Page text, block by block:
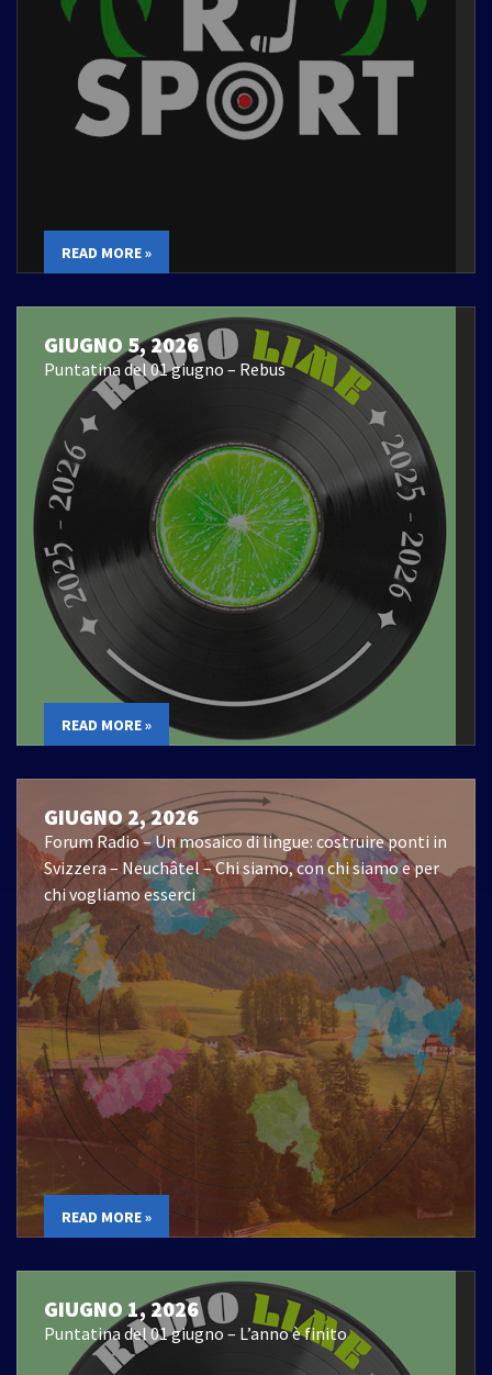
READ MORE »
GIUGNO 5, 2026
Puntatina del 01 giugno – Rebus
READ MORE »
GIUGNO 2, 2026
Forum Radio – Un mosaico di lingue: costruire ponti in
Svizzera – Neuchâtel – Chi siamo, con chi siamo e per
chi vogliamo esserci
READ MORE »
GIUGNO 1, 2026
Puntatina del 01 giugno – L’anno è finito